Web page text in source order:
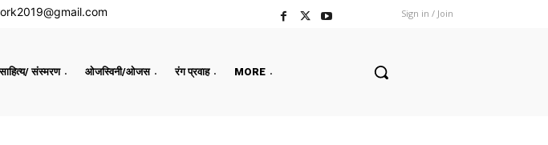
Sign in / Join
संस्मरण ओजस्विनी/ओजस रंग प्रवाह MORE